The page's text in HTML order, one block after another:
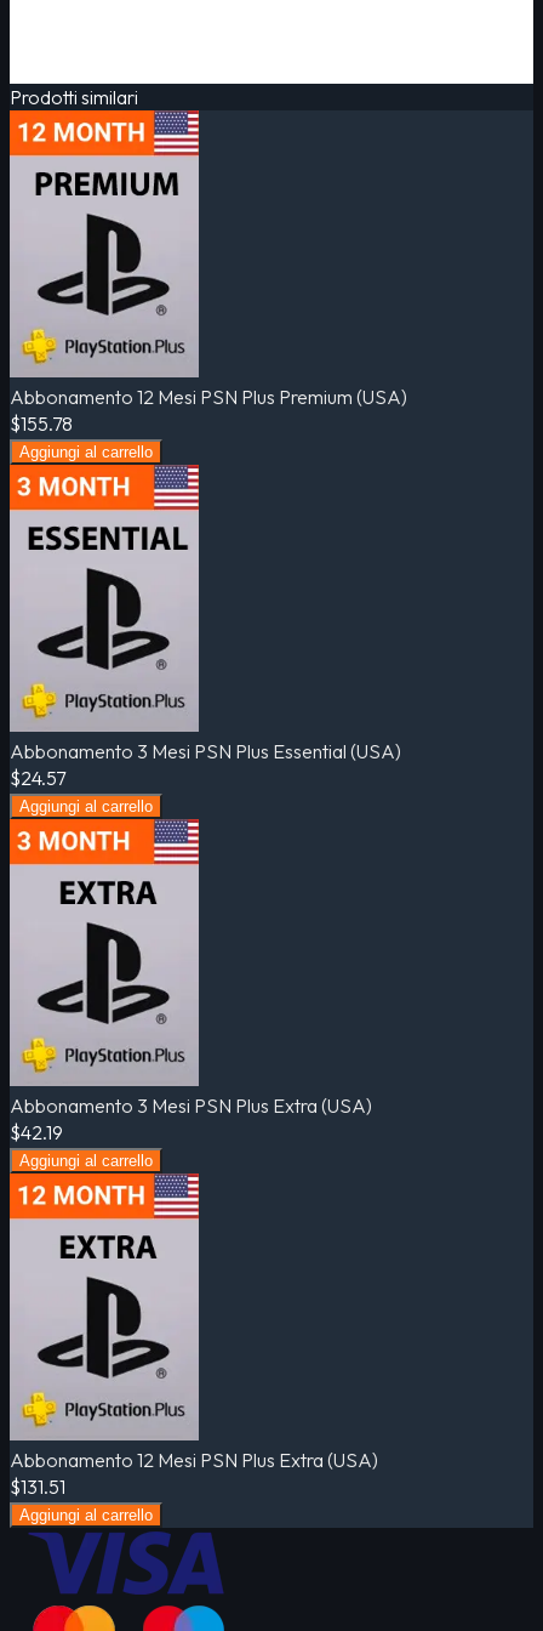
Prodotti similari
Abbonamento 12 Mesi PSN Plus Premium (USA)
$155.78
Aggiungi al carrello
Abbonamento 3 Mesi PSN Plus Essential (USA)
$24.57
Aggiungi al carrello
Abbonamento 3 Mesi PSN Plus Extra (USA)
$42.19
Aggiungi al carrello
Abbonamento 12 Mesi PSN Plus Extra (USA)
$131.51
Aggiungi al carrello